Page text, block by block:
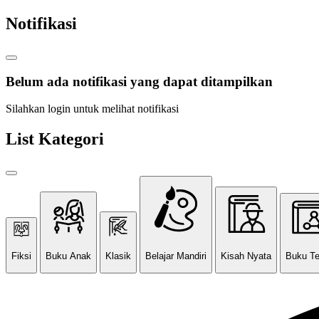
Notifikasi
Belum ada notifikasi yang dapat ditampilkan
Silahkan login untuk melihat notifikasi
List Kategori
Fiksi Buku Anak Klasik Belajar Mandiri Kisah Nyata Buku